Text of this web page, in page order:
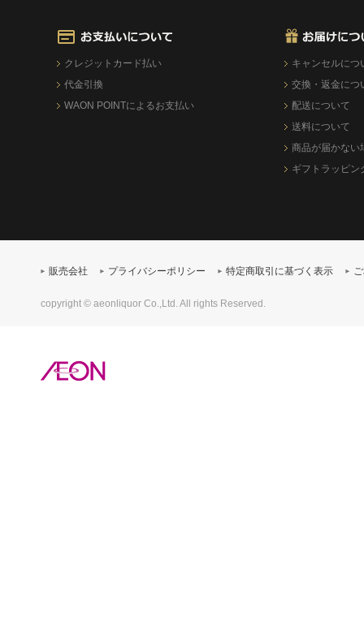
クレジットカード払い
代金引換
WAON POINTによるお支払い
キャンセルにつ
交換・返金につ
配送について
送料について
商品が届かない
ギフトラッピン
販売会社 プライバシーポリシー 特定商取引に基づく表示
copyright © aeonliquor Co.,Ltd. All rights Reserved.